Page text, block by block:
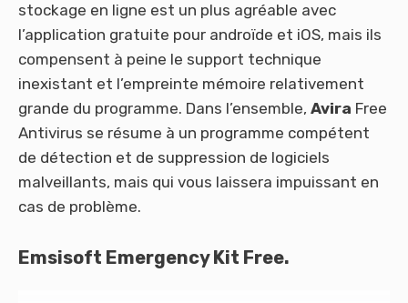
stockage en ligne est un plus agréable avec
l’application gratuite pour androïde et iOS, mais ils
compensent à peine le support technique
inexistant et l’empreinte mémoire relativement
grande du programme. Dans l’ensemble, Avira Free
Antivirus se résume à un programme compétent
de détection et de suppression de logiciels
malveillants, mais qui vous laissera impuissant en
cas de problème.
Emsisoft Emergency Kit Free.